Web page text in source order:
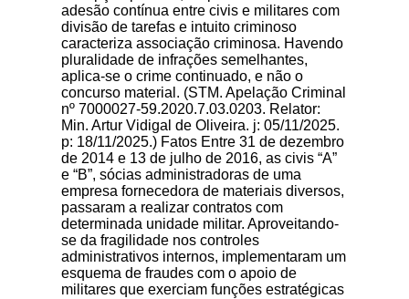
adesão contínua entre civis e militares com
divisão de tarefas e intuito criminoso
caracteriza associação criminosa. Havendo
pluralidade de infrações semelhantes,
aplica-se o crime continuado, e não o
concurso material. (STM. Apelação Criminal
nº 7000027-59.2020.7.03.0203. Relator:
Min. Artur Vidigal de Oliveira. j: 05/11/2025.
p: 18/11/2025.) Fatos Entre 31 de dezembro
de 2014 e 13 de julho de 2016, as civis “A”
e “B”, sócias administradoras de uma
empresa fornecedora de materiais diversos,
passaram a realizar contratos com
determinada unidade militar. Aproveitando-
se da fragilidade nos controles
administrativos internos, implementaram um
esquema de fraudes com o apoio de
militares que exerciam funções estratégicas